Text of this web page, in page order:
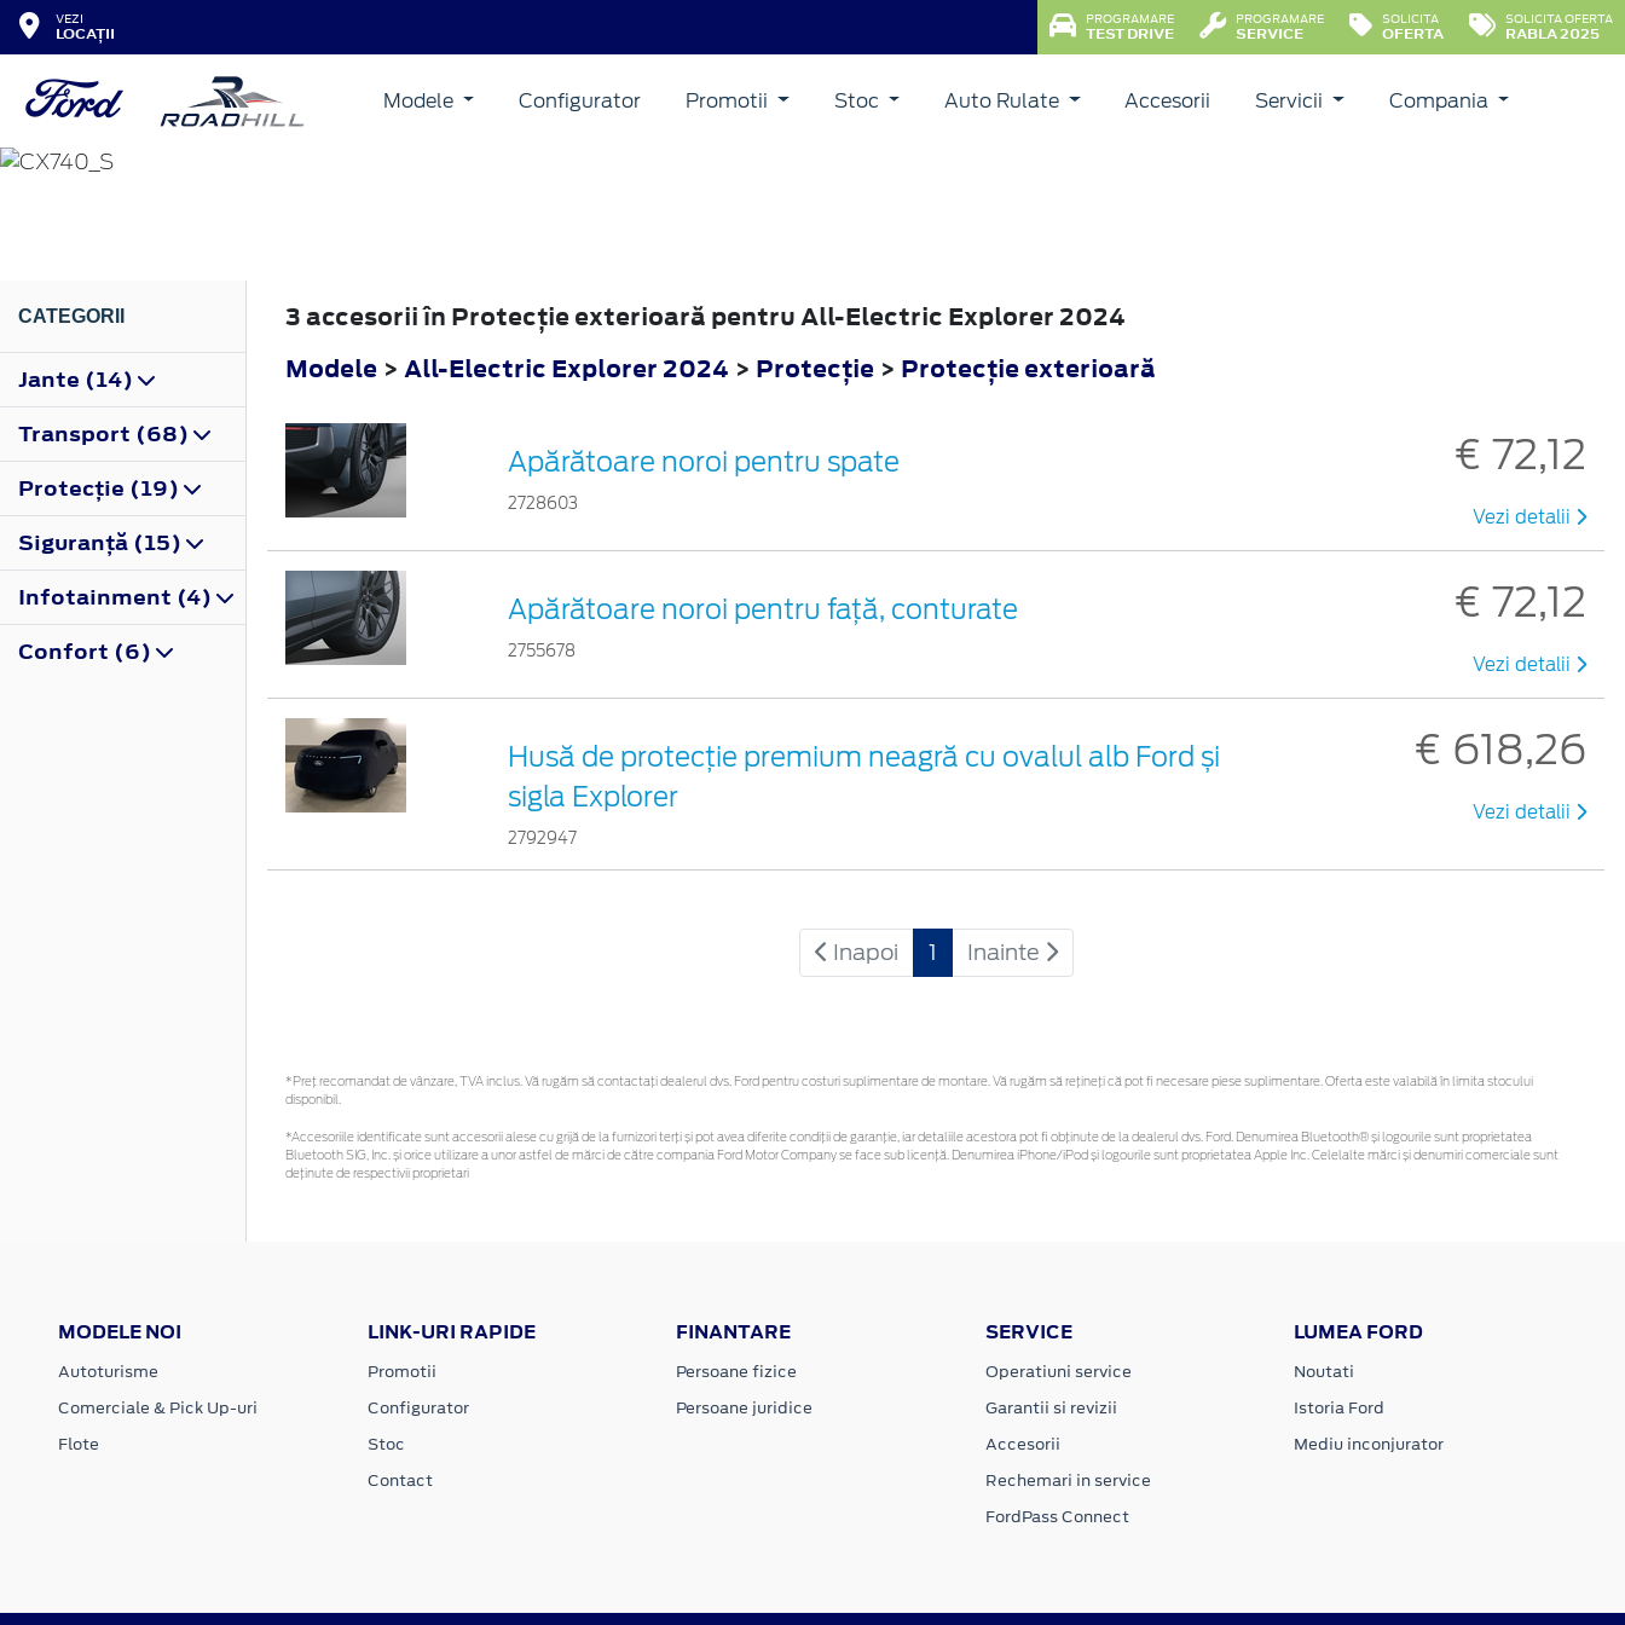
VEZI
LOCAȚII
PROGRAMARE
TEST DRIVE
PROGRAMARE
SERVICE
SOLICITA
OFERTA
SOLICITA OFERTA
RABLA 2025
Modele Configurator Promotii Stoc Auto Rulate Accesorii Servicii Compania
ALL-ELECTRIC EXPLORER
CATEGORII
Jante (14)
Transport (68)
Protecţie (19)
Siguranţă (15)
Infotainment (4)
Confort (6)
3 accesorii în Protecţie exterioară pentru All-Electric Explorer 2024
Modele > All-Electric Explorer 2024 > Protecţie > Protecţie exterioară
Apărătoare noroi pentru spate
2728603
€ 72,12
Vezi detalii
Apărătoare noroi pentru față, conturate
2755678
€ 72,12
Vezi detalii
Husă de protecție premium neagră cu ovalul alb Ford și
sigla Explorer
2792947
€ 618,26
Vezi detalii
Inapoi 1 Inainte
*Preţ recomandat de vânzare, TVA inclus. Vă rugăm să contactaţi dealerul dvs. Ford pentru costuri suplimentare de montare. Vă rugăm să rețineți că pot fi necesare piese suplimentare. Oferta este valabilă în limita stocului
disponibil.
*Accesoriile identificate sunt accesorii alese cu grijă de la furnizori terți și pot avea diferite condiții de garanție, iar detaliile acestora pot fi obținute de la dealerul dvs. Ford. Denumirea Bluetooth® și logourile sunt proprietatea
Bluetooth SIG, Inc. și orice utilizare a unor astfel de mărci de către compania Ford Motor Company se face sub licență. Denumirea iPhone/iPod și logourile sunt proprietatea Apple Inc. Celelalte mărci și denumiri comerciale sunt
deținute de respectivii proprietari
MODELE NOI
Autoturisme
Comerciale & Pick Up-uri
Flote
LINK-URI RAPIDE
Promotii
Configurator
Stoc
Contact
FINANTARE
Persoane fizice
Persoane juridice
SERVICE
Operatiuni service
Garantii si revizii
Accesorii
Rechemari in service
FordPass Connect
LUMEA FORD
Noutati
Istoria Ford
Mediu inconjurator